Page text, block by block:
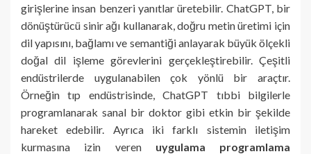
girişlerine insan benzeri yanıtlar üretebilir. ChatGPT, bir
dönüştürücü sinir ağı kullanarak, doğru metin üretimi için
dil yapısını, bağlamı ve semantiği anlayarak büyük ölçekli
doğal dil işleme görevlerini gerçekleştirebilir. Çeşitli
endüstrilerde uygulanabilen çok yönlü bir araçtır.
Örneğin tıp endüstrisinde, ChatGPT tıbbi bilgilerle
programlanarak sanal bir doktor gibi etkin bir şekilde
hareket edebilir. Ayrıca iki farklı sistemin iletişim
kurmasına izin veren uygulama programlama